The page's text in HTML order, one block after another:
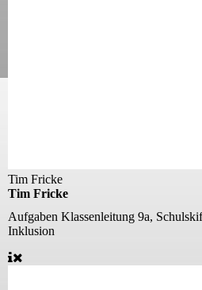
Tim Fricke
Tim Fricke
Aufgaben Klassenleitung 9a,
Inklusion